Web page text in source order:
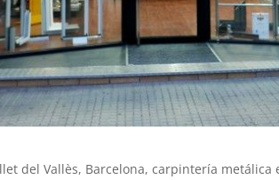
del Vallès, Barcelona, carpintería metálica